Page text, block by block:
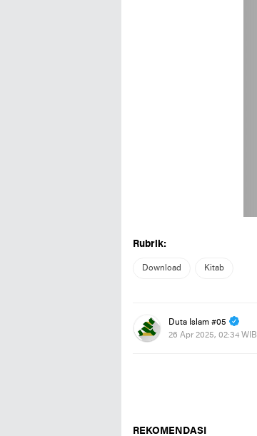
Rubrik:
Download Kitab
Duta Islam #05
26 Apr 2025, 02:34 WIB
REKOMENDASI